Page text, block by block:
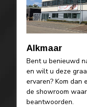
Alkmaar
Bent u benieuwd
en wilt u deze
ervaren? Kom dan
de showroom
beantwoorden.